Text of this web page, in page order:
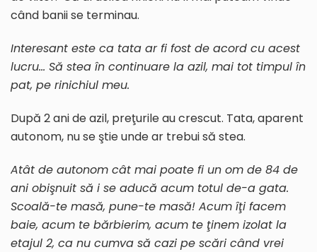
când banii se terminau.
Interesant este ca tata ar fi fost de acord cu acest
lucru… Să stea în continuare la azil, mai tot timpul în
pat, pe rinichiul meu.
După 2 ani de azil, preţurile au crescut. Tata, aparent
autonom, nu se ştie unde ar trebui să stea.
Atât de autonom cât mai poate fi un om de 84 de
ani obişnuit să i se aducă acum totul de-a gata.
Scoală-te masă, pune-te masă! Acum îţi facem
baie, acum te bărbierim, acum te ţinem izolat la
etajul 2, ca nu cumva să cazi pe scări când vrei